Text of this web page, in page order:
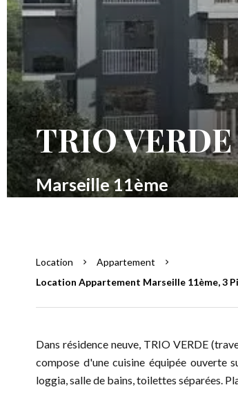
TRIO
Marseille 11ème
Location
Appartement
Location Appartement Marseille 11ème, 3
Dans résidence neuve, TRIO VERDE
compose d'une cuisine équipée ouverte
loggia, salle de bains, toilettes séparées.